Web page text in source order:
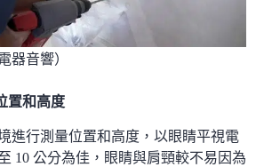
器音響）
置和高度
進行測量位置和高度，以眼睛平視電
10 公分為佳，眼睛與肩頸較不易因為